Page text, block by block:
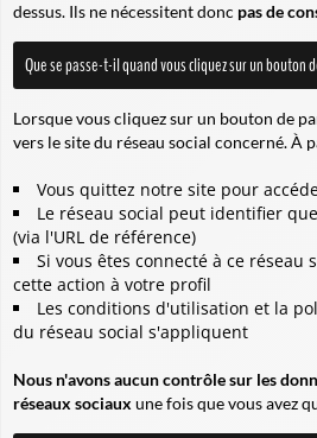
dessus. Ils ne nécessitent donc pas de
Que se passe-t-il quand vous cliquez sur un bouton
Lorsque vous cliquez sur un bouton de
vers le site du réseau social concerné. À
Vous quittez notre site pour
Le réseau social peut identifier
(via l'URL de référence)
Si vous êtes connecté à ce réseau
cette action à votre profil
Les conditions d'utilisation et la
du réseau social s'appliquent
Nous n'avons aucun contrôle sur les
réseaux sociauxune fois que vous avez